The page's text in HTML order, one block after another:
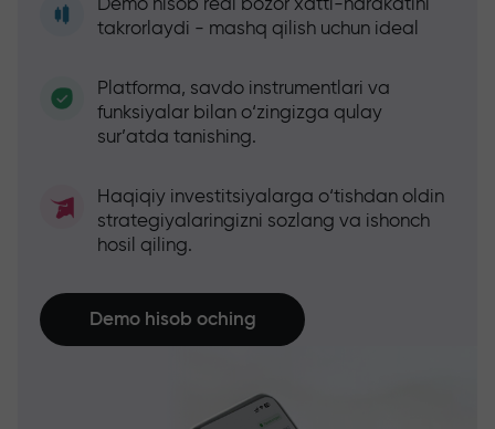
Demo hisob real bozor xatti-harakatini
takrorlaydi - mashq qilish uchun ideal
Platforma, savdo instrumentlari va
funksiyalar bilan o‘zingizga qulay
sur’atda tanishing.
Haqiqiy investitsiyalarga o‘tishdan oldin
strategiyalaringizni sozlang va ishonch
hosil qiling.
Demo hisob oching